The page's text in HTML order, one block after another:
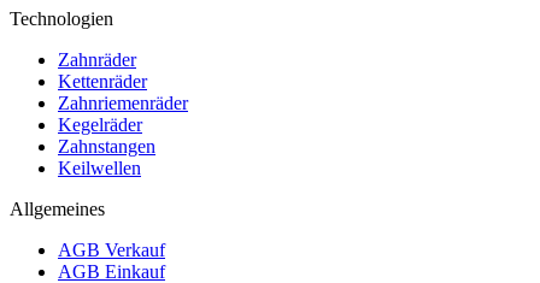
Technologien
Zahnräder
Kettenräder
Zahnriemenräder
Kegelräder
Zahnstangen
Keilwellen
Allgemeines
AGB Verkauf
AGB Einkauf